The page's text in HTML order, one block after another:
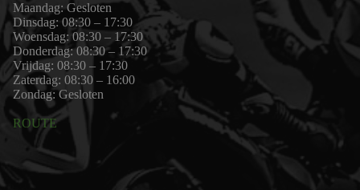
Maandag: Gesloten
Dinsdag: 08:30 – 17:30
Woensdag: 08:30 – 17:30
Donderdag: 08:30 – 17:30
Vrijdag: 08:30 – 17:30
Zaterdag: 08:30 – 16:00
Zondag: Gesloten
ROUTE